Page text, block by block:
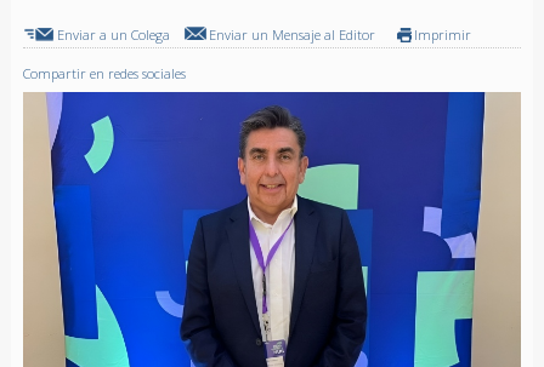
Enviar a un Colega Enviar un Mensaje al Editor Imprimir
Compartir en redes sociales